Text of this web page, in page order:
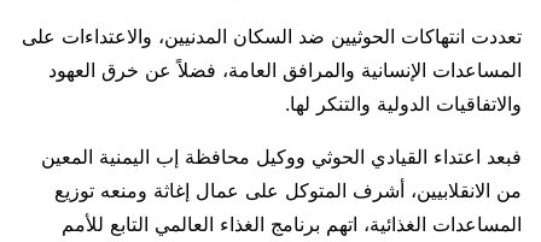
تعددت انتهاكات الحوثيين ضد السكان المدنيين، والاعتداءات على
المساعدات الإنسانية والمرافق العامة، فضلاً عن خرق العهود
والاتفاقيات الدولية والتنكر لها.
فبعد اعتداء القيادي الحوثي ووكيل محافظة إب اليمنية المعين
من الانقلابيين، أشرف المتوكل على عمال إغاثة ومنعه توزيع
المساعدات الغذائية، اتهم برنامج الغذاء العالمي التابع للأمم